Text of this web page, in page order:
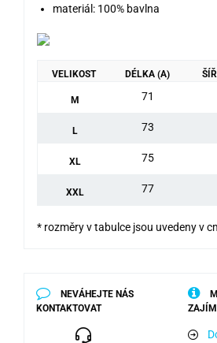
materiál: 100% bavlna
VELIKOST DÉLKA (A)
M 71
L 73
XL 75
XXL 77
* rozměry v tabulce jsou uvedeny v
NEVÁHEJTE NÁS
KONTAKTOVAT